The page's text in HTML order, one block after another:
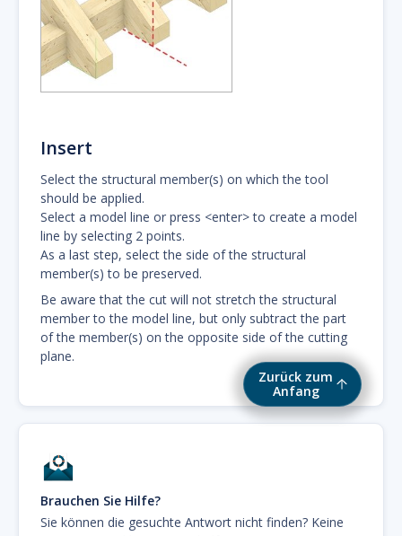
Zurück zum
Anfang
Insert
Select the structural member(s) on which the tool
should be applied.
Select a model line or press <enter> to create a model
line by selecting 2 points.
As a last step, select the side of the structural
member(s) to be preserved.
Be aware that the cut will not stretch the structural
member to the model line, but only subtract the part
of the member(s) on the opposite side of the cutting
plane.
Brauchen Sie Hilfe?
Sie können die gesuchte Antwort nicht finden? Keine